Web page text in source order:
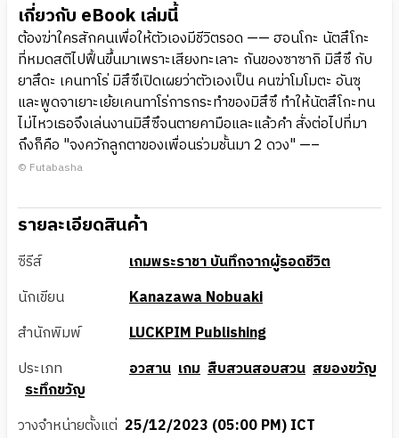
เกี่ยวกับ eBook เล่มนี้
ต้องฆ่าใครสักคนเพื่อให้ตัวเองมีชีวิตรอด —— ฮอนโกะ นัตสึโกะ
ที่หมดสติไปฟื้นขึ้นมาเพราะเสียงทะเลาะ กันของซาซากิ มิสึซึ กับ
ยาสึดะ เคนทาโร่ มิสึซึเปิดเผยว่าตัวเองเป็น คนฆ่าโมโมตะ อันซุ
และพูดจาเยาะเย้ยเคนทาโร่การกระทำของมิสึซึ ทำให้นัตสึโกะทน
ไม่ไหวเธอจึงเล่นงานมิสึซึจนตายคามือและแล้วคำ สั่งต่อไปที่มา
ถึงก็คือ "จงควักลูกตาของเพื่อนร่วมชั้นมา 2 ดวง" —–
© Futabasha
รายละเอียดสินค้า
ซีรีส์
เกมพระราชา บันทึกจากผู้รอดชีวิต
นักเขียน
Kanazawa Nobuaki
สำนักพิมพ์
LUCKPIM Publishing
ประเภท
อวสาน เกม สืบสวนสอบสวน สยองขวัญ
ระทึกขวัญ
วางจำหน่ายตั้งแต่ 25/12/2023 (05:00 PM) ICT